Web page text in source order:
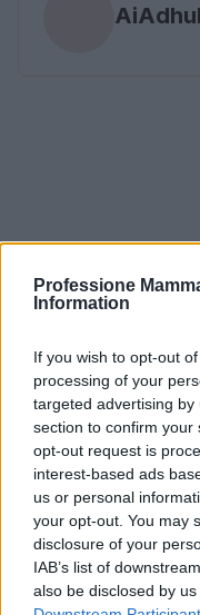
Professione
Information
If you wish to opt-out
processing of your
targeted advertising
section to confirm your
opt-out request is
interest-based ads
us or personal
your opt-out. You may
disclosure of your
IAB’s list of
also be disclosed by
Continua a